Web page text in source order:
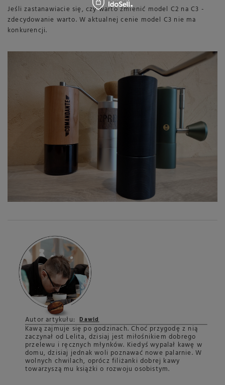
Jeśli zastanawiacie się, czy warto zmienić model C2 na C3 -
zdecydowanie warto. W aktualnej cenie model C3 nie ma
konkurencji.
Autor artykułu:Dawid
Kawą zajmuje się po godzinach. Choć przygodę z nią
zaczynał od Lelita, dzisiaj jest miłośnikiem dobrego
przelewu i ręcznych młynków. Kiedyś wypalał kawę w
domu, dzisiaj jednak woli poznawać nowe palarnie. W
wolnych chwilach, oprócz filiżanki dobrej kawy
towarzyszą mu książki o rozwoju osobistym.